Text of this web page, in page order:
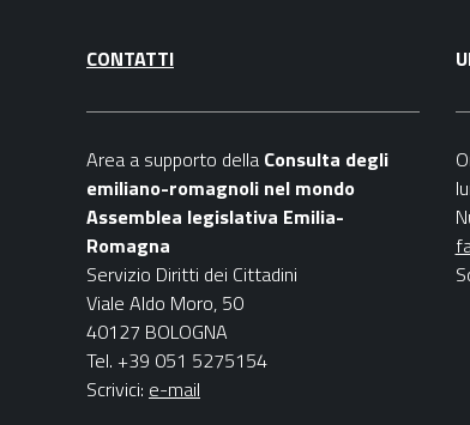
CONTATTI
Area a supporto della Consulta degli
emiliano-romagnoli nel mondo
Assemblea legislativa Emilia-
Romagna
Servizio Diritti dei Cittadini
Viale Aldo Moro, 50
40127 BOLOGNA
Tel. +39 051 5275154
Scrivici: e-mail